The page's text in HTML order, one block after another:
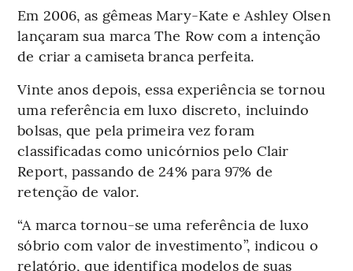
Em 2006, as gêmeas Mary-Kate e Ashley Olsen
lançaram sua marca The Row com a intenção
de criar a camiseta branca perfeita.
Vinte anos depois, essa experiência se tornou
uma referência em luxo discreto, incluindo
bolsas, que pela primeira vez foram
classificadas como unicórnios pelo Clair
Report, passando de 24% para 97% de
retenção de valor.
“A marca tornou-se uma referência de luxo
sóbrio com valor de investimento”, indicou o
relatório, que identifica modelos de suas